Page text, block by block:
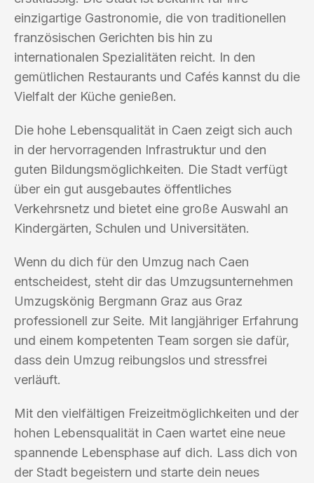
einzigartige Gastronomie, die von traditionellen
französischen Gerichten bis hin zu
internationalen Spezialitäten reicht. In den
gemütlichen Restaurants und Cafés kannst du die
Vielfalt der Küche genießen.
Die hohe Lebensqualität in Caen zeigt sich auch
in der hervorragenden Infrastruktur und den
guten Bildungsmöglichkeiten. Die Stadt verfügt
über ein gut ausgebautes öffentliches
Verkehrsnetz und bietet eine große Auswahl an
Kindergärten, Schulen und Universitäten.
Wenn du dich für den Umzug nach Caen
entscheidest, steht dir das Umzugsunternehmen
Umzugskönig Bergmann Graz aus Graz
professionell zur Seite. Mit langjähriger Erfahrung
und einem kompetenten Team sorgen sie dafür,
dass dein Umzug reibungslos und stressfrei
verläuft.
Mit den vielfältigen Freizeitmöglichkeiten und der
hohen Lebensqualität in Caen wartet eine neue
spannende Lebensphase auf dich. Lass dich von
der Stadt begeistern und starte dein neues